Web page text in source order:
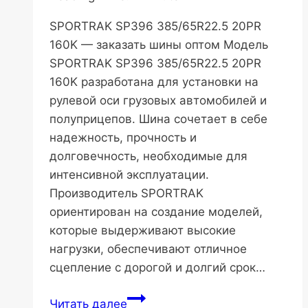
SPORTRAK SP396 385/65R22.5 20PR
160K — заказать шины оптом Модель
SPORTRAK SP396 385/65R22.5 20PR
160K разработана для установки на
рулевой оси грузовых автомобилей и
полуприцепов. Шина сочетает в себе
надежность, прочность и
долговечность, необходимые для
интенсивной эксплуатации.
Производитель SPORTRAK
ориентирован на создание моделей,
которые выдерживают высокие
нагрузки, обеспечивают отличное
сцепление с дорогой и долгий срок…
Читать далееSPORTRAK